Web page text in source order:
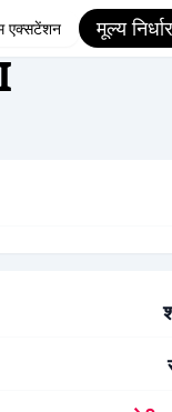
एक्सटेंशन मूल्य